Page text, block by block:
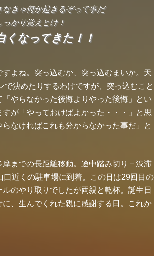
なきゃ何か起きるぞって事だ
かり覚えとけ！
くなってきた！！
よね。突っ込むか、突っ込むまいか。天
決めたりするわけですが、突っ込むこと
やらなかった後悔よりやった後悔」とい
が「やっておけばよかった・・・」と思
なければこれも分からなかった事だ」と
までの長距離移動。途中踏み切り＋渋滞
近くの駐車場に到着。この日は29回目の
のやり取りでしたが両親と乾杯。誕生日
、生んでくれた親に感謝する日。これか